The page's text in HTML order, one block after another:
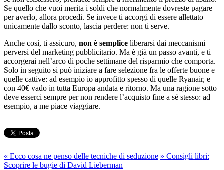
Se quello che vuoi merita i soldi che normalmente dovreste pagare
per averlo, allora procedi. Se invece ti accorgi di essere allettato
unicamente dallo sconto, lascia perdere: non ti serve.
Anche così, ti assicuro, non è semplice liberarsi dai meccanismi
perversi del marketing pubblicitario. Ma è già un passo avanti, e ti
accorgerai nell’arco di poche settimane del risparmio che comporta.
Solo in seguito si può iniziare a fare selezione fra le offerte buone e
quelle cattive: ad esempio io approfitto spesso di quelle Ryanair, e
con 40€ vado in tutta Europa andata e ritorno. Ma una ragione sotto
deve esserci sempre per non rendere l’acquisto fine a sé stesso: ad
esempio, a me piace viaggiare.
« Ecco cosa ne penso delle tecniche di seduzione » Consigli libri:
Scoprire le bugie di David Lieberman